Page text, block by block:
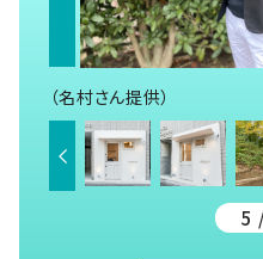
（名村さん提供）
5